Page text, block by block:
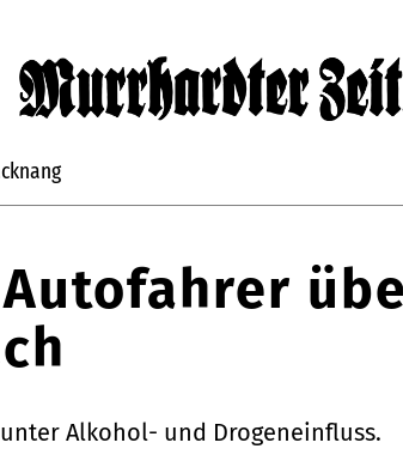
Alkohol- und Drogeneinfluss.